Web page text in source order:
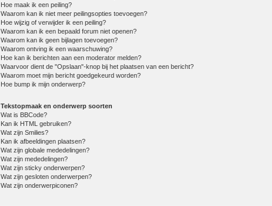
Hoe maak ik een peiling?
Waarom kan ik niet meer peilingsopties toevoegen?
Hoe wijzig of verwijder ik een peiling?
Waarom kan ik een bepaald forum niet openen?
Waarom kan ik geen bijlagen toevoegen?
Waarom ontving ik een waarschuwing?
Hoe kan ik berichten aan een moderator melden?
Waarvoor dient de "Opslaan"-knop bij het plaatsen van een bericht?
Waarom moet mijn bericht goedgekeurd worden?
Hoe bump ik mijn onderwerp?
Tekstopmaak en onderwerp soorten
Wat is BBCode?
Kan ik HTML gebruiken?
Wat zijn Smilies?
Kan ik afbeeldingen plaatsen?
Wat zijn globale mededelingen?
Wat zijn mededelingen?
Wat zijn sticky onderwerpen?
Wat zijn gesloten onderwerpen?
Wat zijn onderwerpiconen?